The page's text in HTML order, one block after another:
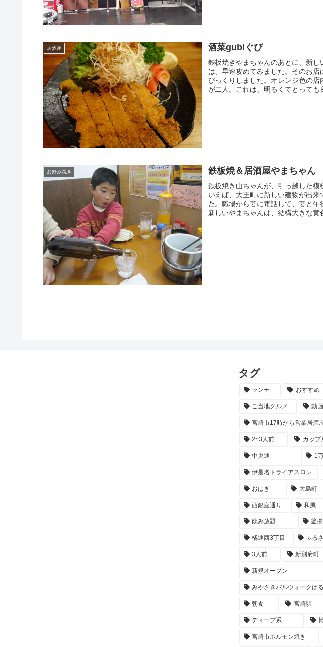
居酒屋 酒菜gubiぐび
鉄板焼きやまちゃんのあとに、新
は、早速攻めてみました。そのお
びっくりしました。オレンジ色の
が二人。これは、明るくてとっても
お好み焼き 鉄板焼＆居酒屋やまちゃん
鉄板焼き山ちゃんが、引っ越した
いえば、大王町に新しい建物が出来
た。職場から妻に電話して、妻と午
新しいやまちゃんは、結構大きな黄
タグ
ランチ おすすめ
ご当地グルメ 動画
宮崎市17時から営業居酒
2~3人前 カップ
中央通 1
伊是名トライアスロン
おはぎ 大島町
西銀座通り 和風
飲み放題 釜
橘通西3丁目 ふる
3人前 新別府町
新規オープン
みやざきバルウォークは
朝食 宮崎駅
ディープ系
宮崎市ホルモン焼き